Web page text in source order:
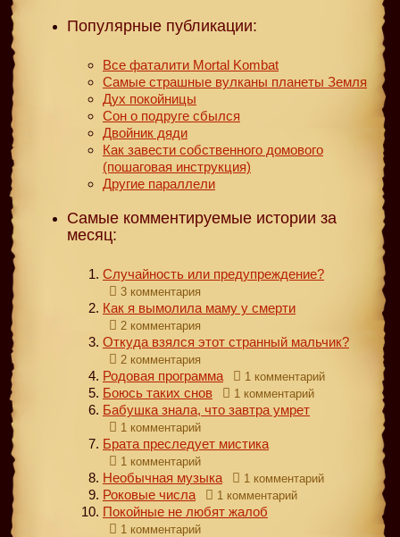
Популярные публикации:
Все фаталити Mortal Kombat
Самые страшные вулканы планеты Земля
Дух покойницы
Сон о подруге сбылся
Двойник дяди
Как завести собственного домового
(пошаговая инструкция)
Другие параллели
Самые комментируемые истории за
месяц:
Случайность или предупреждение?
3 комментария
Как я вымолила маму у смерти
2 комментария
Откуда взялся этот странный мальчик?
2 комментария
Родовая программа 1 комментарий
Боюсь таких снов 1 комментарий
Бабушка знала, что завтра умрет
1 комментарий
Брата преследует мистика
1 комментарий
Необычная музыка 1 комментарий
Роковые числа 1 комментарий
Покойные не любят жалоб
1 комментарий